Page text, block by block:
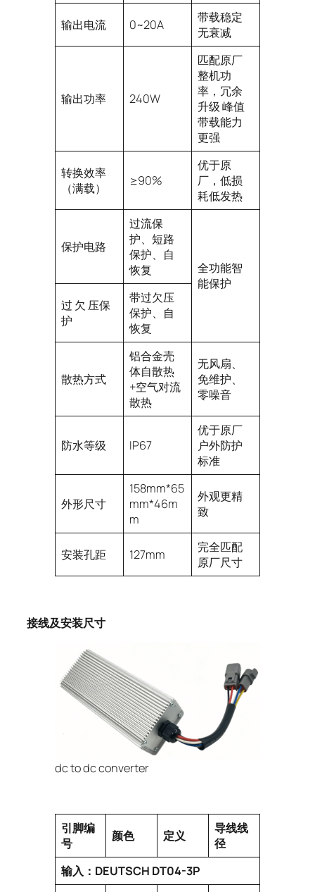
输出电流 0~20A
带载稳定
无衰减
输出功率 240W
匹配原厂
整机功
率，冗余
升级 峰值
带载能力
更强
转换效率
（满载）
≥90%
优于原
厂，低损
耗低发热
保护电路
过流保
护、短路
保护、自
恢复
全功能智
能保护
过 欠 压保
护
带过欠压
保护、自
恢复
散热方式
铝合金壳
体自散热
+空气对流
散热
无风扇、
免维护、
零噪音
防水等级 IP67
优于原厂
户外防护
标准
外形尺寸
158mm*65
mm*46m
m
外观更精
致
安装孔距 127mm
完全匹配
原厂尺寸
接线及安装尺寸
dc to dc converter
引脚编
号
颜色 定义
导线线
径
输入：DEUTSCH DT04-3P